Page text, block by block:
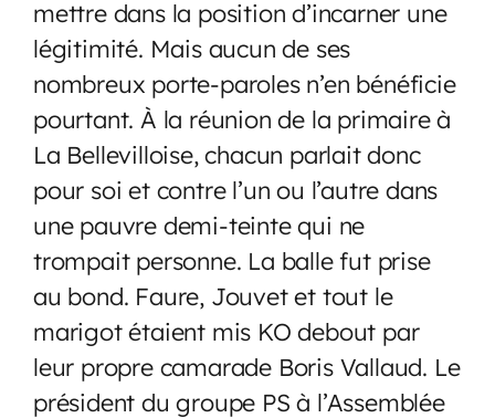
mettre dans la position d’incarner une
légitimité. Mais aucun de ses
nombreux porte-paroles n’en bénéficie
pourtant. À la réunion de la primaire à
La Bellevilloise, chacun parlait donc
pour soi et contre l’un ou l’autre dans
une pauvre demi-teinte qui ne
trompait personne. La balle fut prise
au bond. Faure, Jouvet et tout le
marigot étaient mis KO debout par
leur propre camarade Boris Vallaud. Le
président du groupe PS à l’Assemblée